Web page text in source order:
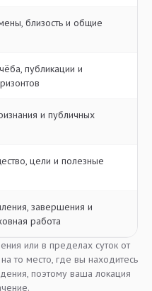
близость и общие
публикации и
и публичных
цели и полезные
завершения и
работа
или в пределах суток от
то место, где вы находитесь
поэтому ваша локация